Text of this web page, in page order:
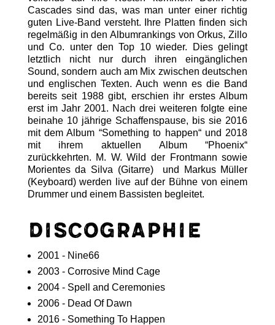
Cascades sind das, was man unter einer richtig
guten Live-Band versteht. Ihre Platten finden sich
regelmäßig in den Albumrankings von Orkus, Zillo
und Co. unter den Top 10 wieder. Dies gelingt
letztlich nicht nur durch ihren eingänglichen
Sound, sondern auch am Mix zwischen deutschen
und englischen Texten. Auch wenn es die Band
bereits seit 1988 gibt, erschien ihr erstes Album
erst im Jahr 2001. Nach drei weiteren folgte eine
beinahe 10 jährige Schaffenspause, bis sie 2016
mit dem Album “Something to happen“ und 2018
mit ihrem aktuellen Album “Phoenix“
zurückkehrten. M. W. Wild der Frontmann sowie
Morientes da Silva (Gitarre) und Markus Müller
(Keyboard) werden live auf der Bühne von einem
Drummer und einem Bassisten begleitet.
Discographie
2001 - Nine66
2003 - Corrosive Mind Cage
2004 - Spell and Ceremonies
2006 - Dead Of Dawn
2016 - Something To Happen